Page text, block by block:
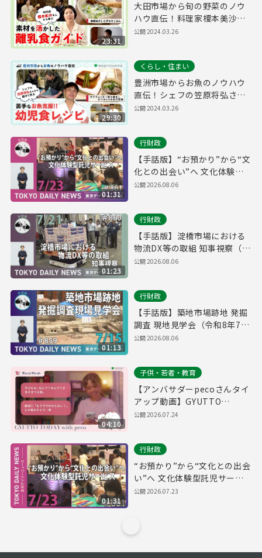
23:31
大田市場から旬の野菜のノウ
ハウ直伝！料理家榎本美沙さ
んから学ぶ、素材を活かした
公開2024.03.26
29:30
くらし・住まい
豊洲市場からお魚のノウハウ
直伝！シェフの笠原将弘さん
から親子で学ぶ、苦手なお魚
つみれ汁定食～
公開2024.03.26
01:31
行財政
【手話版】“お預かり”から“文
化との出会い”へ 文化体験型
託児サービス（令和8年7月23
公開2026.08.06
01:23
行財政
【手話版】淀橋市場における
物流DX等の取組 知事視察（令
和8年7月21日 東京デイリーニ
公開2026.08.06
01:13
行財政
【手話版】築地市場跡地 発掘
調査 現地見学会（令和8年7月
15日 東京デイリーニュース
公開2026.08.06
04:10
子供・若者・教育
【アンバサダーpecoさんタイ
アップ動画】GYUTTO
TODAY
公開2026.07.24
01:31
行財政
“お預かり”から“文化との出会
い”へ 文化体験型託児サービ
ス（令和8年7月23日 東京デイ
公開2026.07.23